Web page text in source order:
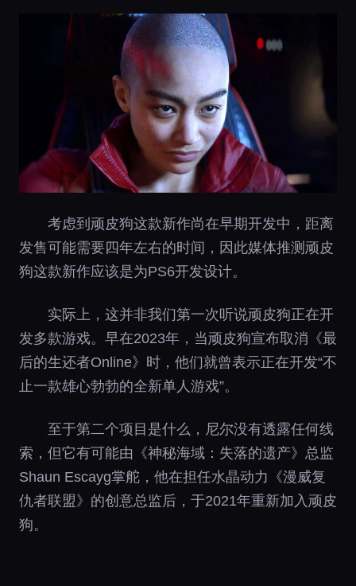
考虑到顽皮狗这款新作尚在早期开发中，距离
发售可能需要四年左右的时间，因此媒体推测顽皮
狗这款新作应该是为PS6开发设计。
实际上，这并非我们第一次听说顽皮狗正在开
发多款游戏。早在2023年，当顽皮狗宣布取消《最
后的生还者Online》时，他们就曾表示正在开发“不
止一款雄心勃勃的全新单人游戏”。
至于第二个项目是什么，尼尔没有透露任何线
索，但它有可能由《神秘海域：失落的遗产》总监
Shaun Escayg掌舵，他在担任水晶动力《漫威复
仇者联盟》的创意总监后，于2021年重新加入顽皮
狗。